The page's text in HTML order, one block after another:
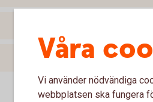
Våra
Vi använder nödvändiga
webbplatsen ska fungera